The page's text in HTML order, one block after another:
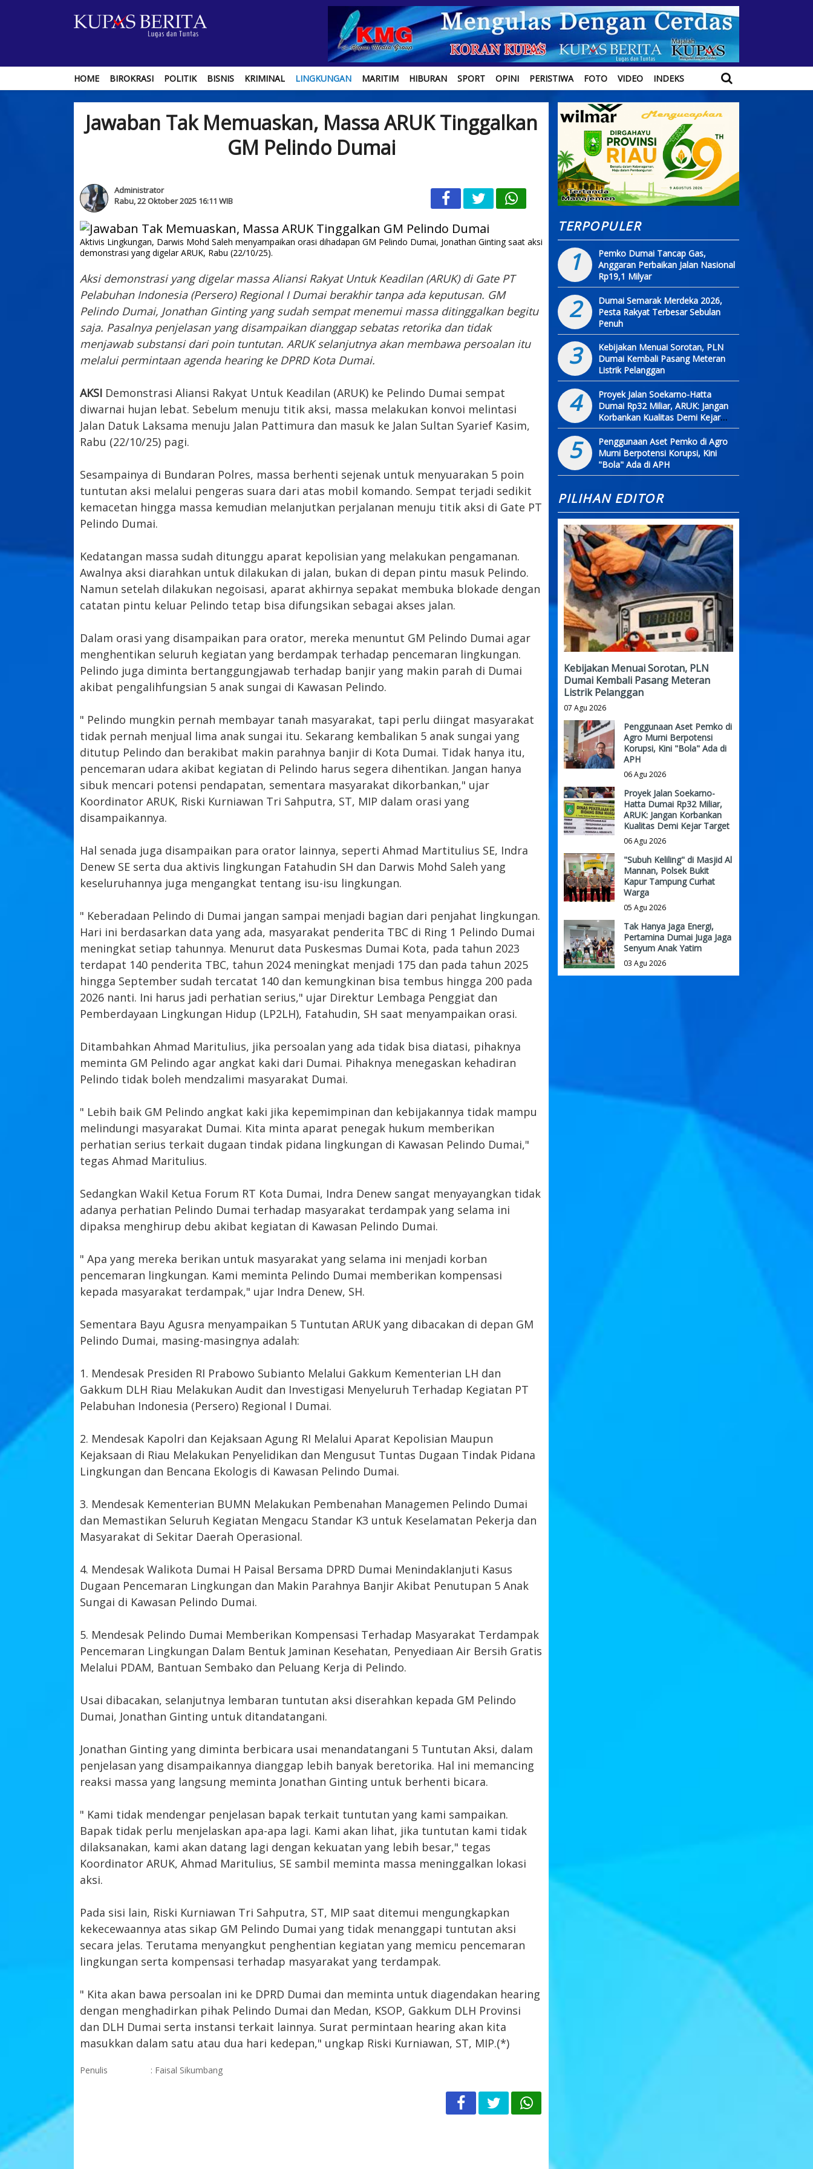
HOME BIROKRASI POLITIK BISNIS KRIMINAL LINGKUNGAN MARITIM HIBURAN SPORT OPINI PERISTIWA FOTO VIDEO INDEKS
Jawaban Tak Memuaskan, Massa ARUK Tinggalkan
GM Pelindo Dumai
Administrator
Rabu, 22 Oktober 2025 16:11 WIB
Aktivis Lingkungan, Darwis Mohd Saleh menyampaikan orasi dihadapan GM Pelindo Dumai, Jonathan Ginting saat aksi
demonstrasi yang digelar ARUK, Rabu (22/10/25).
Aksi demonstrasi yang digelar massa Aliansi Rakyat Untuk Keadilan (ARUK) di Gate PT
Pelabuhan Indonesia (Persero) Regional I Dumai berakhir tanpa ada keputusan. GM
Pelindo Dumai, Jonathan Ginting yang sudah sempat menemui massa ditinggalkan begitu
saja. Pasalnya penjelasan yang disampaikan dianggap sebatas retorika dan tidak
menjawab substansi dari poin tuntutan. ARUK selanjutnya akan membawa persoalan itu
melalui permintaan agenda hearing ke DPRD Kota Dumai.
AKSI Demonstrasi Aliansi Rakyat Untuk Keadilan (ARUK) ke Pelindo Dumai sempat
diwarnai hujan lebat. Sebelum menuju titik aksi, massa melakukan konvoi melintasi
Jalan Datuk Laksama menuju Jalan Pattimura dan masuk ke Jalan Sultan Syarief Kasim,
Rabu (22/10/25) pagi.
Sesampainya di Bundaran Polres, massa berhenti sejenak untuk menyuarakan 5 poin
tuntutan aksi melalui pengeras suara dari atas mobil komando. Sempat terjadi sedikit
kemacetan hingga massa kemudian melanjutkan perjalanan menuju titik aksi di Gate PT
Pelindo Dumai.
Kedatangan massa sudah ditunggu aparat kepolisian yang melakukan pengamanan.
Awalnya aksi diarahkan untuk dilakukan di jalan, bukan di depan pintu masuk Pelindo.
Namun setelah dilakukan negoisasi, aparat akhirnya sepakat membuka blokade dengan
catatan pintu keluar Pelindo tetap bisa difungsikan sebagai akses jalan.
Dalam orasi yang disampaikan para orator, mereka menuntut GM Pelindo Dumai agar
menghentikan seluruh kegiatan yang berdampak terhadap pencemaran lingkungan.
Pelindo juga diminta bertanggungjawab terhadap banjir yang makin parah di Dumai
akibat pengalihfungsian 5 anak sungai di Kawasan Pelindo.
" Pelindo mungkin pernah membayar tanah masyarakat, tapi perlu diingat masyarakat
tidak pernah menjual lima anak sungai itu. Sekarang kembalikan 5 anak sungai yang
ditutup Pelindo dan berakibat makin parahnya banjir di Kota Dumai. Tidak hanya itu,
pencemaran udara akibat kegiatan di Pelindo harus segera dihentikan. Jangan hanya
sibuk mencari potensi pendapatan, sementara masyarakat dikorbankan," ujar
Koordinator ARUK, Riski Kurniawan Tri Sahputra, ST, MIP dalam orasi yang
disampaikannya.
Hal senada juga disampaikan para orator lainnya, seperti Ahmad Martitulius SE, Indra
Denew SE serta dua aktivis lingkungan Fatahudin SH dan Darwis Mohd Saleh yang
keseluruhannya juga mengangkat tentang isu-isu lingkungan.
" Keberadaan Pelindo di Dumai jangan sampai menjadi bagian dari penjahat lingkungan.
Hari ini berdasarkan data yang ada, masyarakat penderita TBC di Ring 1 Pelindo Dumai
meningkat setiap tahunnya. Menurut data Puskesmas Dumai Kota, pada tahun 2023
terdapat 140 penderita TBC, tahun 2024 meningkat menjadi 175 dan pada tahun 2025
hingga September sudah tercatat 140 dan kemungkinan bisa tembus hingga 200 pada
2026 nanti. Ini harus jadi perhatian serius," ujar Direktur Lembaga Penggiat dan
Pemberdayaan Lingkungan Hidup (LP2LH), Fatahudin, SH saat menyampaikan orasi.
Ditambahkan Ahmad Maritulius, jika persoalan yang ada tidak bisa diatasi, pihaknya
meminta GM Pelindo agar angkat kaki dari Dumai. Pihaknya menegaskan kehadiran
Pelindo tidak boleh mendzalimi masyarakat Dumai.
" Lebih baik GM Pelindo angkat kaki jika kepemimpinan dan kebijakannya tidak mampu
melindungi masyarakat Dumai. Kita minta aparat penegak hukum memberikan
perhatian serius terkait dugaan tindak pidana lingkungan di Kawasan Pelindo Dumai,"
tegas Ahmad Maritulius.
Sedangkan Wakil Ketua Forum RT Kota Dumai, Indra Denew sangat menyayangkan tidak
adanya perhatian Pelindo Dumai terhadap masyarakat terdampak yang selama ini
dipaksa menghirup debu akibat kegiatan di Kawasan Pelindo Dumai.
" Apa yang mereka berikan untuk masyarakat yang selama ini menjadi korban
pencemaran lingkungan. Kami meminta Pelindo Dumai memberikan kompensasi
kepada masyarakat terdampak," ujar Indra Denew, SH.
Sementara Bayu Agusra menyampaikan 5 Tuntutan ARUK yang dibacakan di depan GM
Pelindo Dumai, masing-masingnya adalah:
1. Mendesak Presiden RI Prabowo Subianto Melalui Gakkum Kementerian LH dan
Gakkum DLH Riau Melakukan Audit dan Investigasi Menyeluruh Terhadap Kegiatan PT
Pelabuhan Indonesia (Persero) Regional I Dumai.
2. Mendesak Kapolri dan Kejaksaan Agung RI Melalui Aparat Kepolisian Maupun
Kejaksaan di Riau Melakukan Penyelidikan dan Mengusut Tuntas Dugaan Tindak Pidana
Lingkungan dan Bencana Ekologis di Kawasan Pelindo Dumai.
3. Mendesak Kementerian BUMN Melakukan Pembenahan Managemen Pelindo Dumai
dan Memastikan Seluruh Kegiatan Mengacu Standar K3 untuk Keselamatan Pekerja dan
Masyarakat di Sekitar Daerah Operasional.
4. Mendesak Walikota Dumai H Paisal Bersama DPRD Dumai Menindaklanjuti Kasus
Dugaan Pencemaran Lingkungan dan Makin Parahnya Banjir Akibat Penutupan 5 Anak
Sungai di Kawasan Pelindo Dumai.
5. Mendesak Pelindo Dumai Memberikan Kompensasi Terhadap Masyarakat Terdampak
Pencemaran Lingkungan Dalam Bentuk Jaminan Kesehatan, Penyediaan Air Bersih Gratis
Melalui PDAM, Bantuan Sembako dan Peluang Kerja di Pelindo.
Usai dibacakan, selanjutnya lembaran tuntutan aksi diserahkan kepada GM Pelindo
Dumai, Jonathan Ginting untuk ditandatangani.
Jonathan Ginting yang diminta berbicara usai menandatangani 5 Tuntutan Aksi, dalam
penjelasan yang disampaikannya dianggap lebih banyak beretorika. Hal ini memancing
reaksi massa yang langsung meminta Jonathan Ginting untuk berhenti bicara.
" Kami tidak mendengar penjelasan bapak terkait tuntutan yang kami sampaikan.
Bapak tidak perlu menjelaskan apa-apa lagi. Kami akan lihat, jika tuntutan kami tidak
dilaksanakan, kami akan datang lagi dengan kekuatan yang lebih besar," tegas
Koordinator ARUK, Ahmad Maritulius, SE sambil meminta massa meninggalkan lokasi
aksi.
Pada sisi lain, Riski Kurniawan Tri Sahputra, ST, MIP saat ditemui mengungkapkan
kekecewaannya atas sikap GM Pelindo Dumai yang tidak menanggapi tuntutan aksi
secara jelas. Terutama menyangkut penghentian kegiatan yang memicu pencemaran
lingkungan serta kompensasi terhadap masyarakat yang terdampak.
" Kita akan bawa persoalan ini ke DPRD Dumai dan meminta untuk diagendakan hearing
dengan menghadirkan pihak Pelindo Dumai dan Medan, KSOP, Gakkum DLH Provinsi
dan DLH Dumai serta instansi terkait lainnya. Surat permintaan hearing akan kita
masukkan dalam satu atau dua hari kedepan," ungkap Riski Kurniawan, ST, MIP.(*)
Penulis : Faisal Sikumbang
TERPOPULER
1
Pemko Dumai Tancap Gas,
Anggaran Perbaikan Jalan Nasional
Rp19,1 Milyar
2
Dumai Semarak Merdeka 2026,
Pesta Rakyat Terbesar Sebulan
Penuh
3
Kebijakan Menuai Sorotan, PLN
Dumai Kembali Pasang Meteran
Listrik Pelanggan
4
Proyek Jalan Soekarno-Hatta
Dumai Rp32 Miliar, ARUK: Jangan
Korbankan Kualitas Demi Kejar
Target
5
Penggunaan Aset Pemko di Agro
Murni Berpotensi Korupsi, Kini
"Bola" Ada di APH
PILIHAN EDITOR
Kebijakan Menuai Sorotan, PLN
Dumai Kembali Pasang Meteran
Listrik Pelanggan
07 Agu 2026
Penggunaan Aset Pemko di
Agro Murni Berpotensi
Korupsi, Kini "Bola" Ada di
APH
06 Agu 2026
Proyek Jalan Soekarno-
Hatta Dumai Rp32 Miliar,
ARUK: Jangan Korbankan
Kualitas Demi Kejar Target
06 Agu 2026
"Subuh Keliling" di Masjid Al
Mannan, Polsek Bukit
Kapur Tampung Curhat
Warga
05 Agu 2026
Tak Hanya Jaga Energi,
Pertamina Dumai Juga Jaga
Senyum Anak Yatim
03 Agu 2026